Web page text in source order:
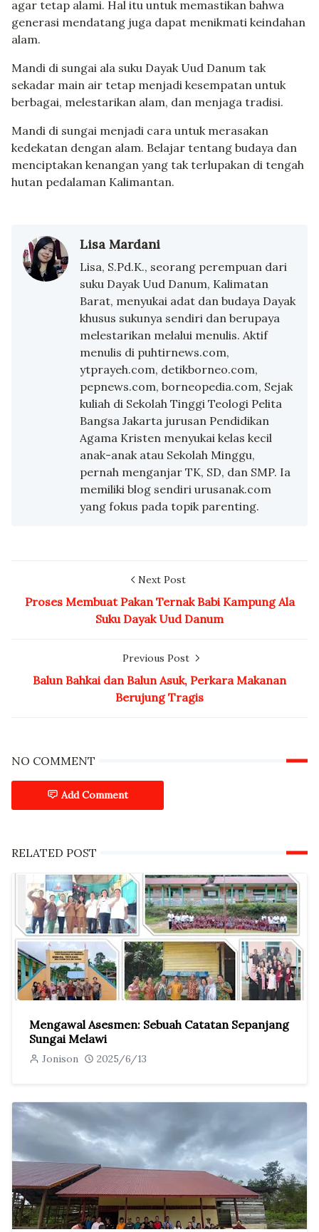
agar tetap alami. Hal itu untuk memastikan bahwa
generasi mendatang juga dapat menikmati keindahan
alam.
Mandi di sungai ala suku Dayak Uud Danum tak
sekadar main air tetap menjadi kesempatan untuk
berbagai, melestarikan alam, dan menjaga tradisi.
Mandi di sungai menjadi cara untuk merasakan
kedekatan dengan alam. Belajar tentang budaya dan
menciptakan kenangan yang tak terlupakan di tengah
hutan pedalaman Kalimantan.
Lisa Mardani
Lisa, S.Pd.K., seorang perempuan dari
suku Dayak Uud Danum, Kalimatan
Barat, menyukai adat dan budaya Dayak
khusus sukunya sendiri dan berupaya
melestarikan melalui menulis. Aktif
menulis di puhtirnews.com,
ytprayeh.com, detikborneo.com,
pepnews.com, borneopedia.com, Sejak
kuliah di Sekolah Tinggi Teologi Pelita
Bangsa Jakarta jurusan Pendidikan
Agama Kristen menyukai kelas kecil
anak-anak atau Sekolah Minggu,
pernah menganjar TK, SD, dan SMP. Ia
memiliki blog sendiri urusanak.com
yang fokus pada topik parenting.
Next Post
Proses Membuat Pakan Ternak Babi Kampung Ala
Suku Dayak Uud Danum
Previous Post
Balun Bahkai dan Balun Asuk, Perkara Makanan
Berujung Tragis
NO COMMENT
Add Comment
RELATED POST
Mengawal Asesmen: Sebuah Catatan Sepanjang
Sungai Melawi
Jonison 2025/6/13